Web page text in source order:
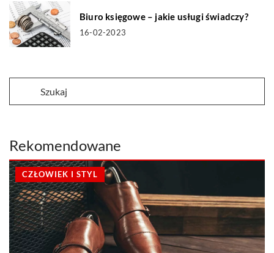
Biuro księgowe – jakie usługi świadczy?
16-02-2023
Rekomendowane
CZŁOWIEK I STYL